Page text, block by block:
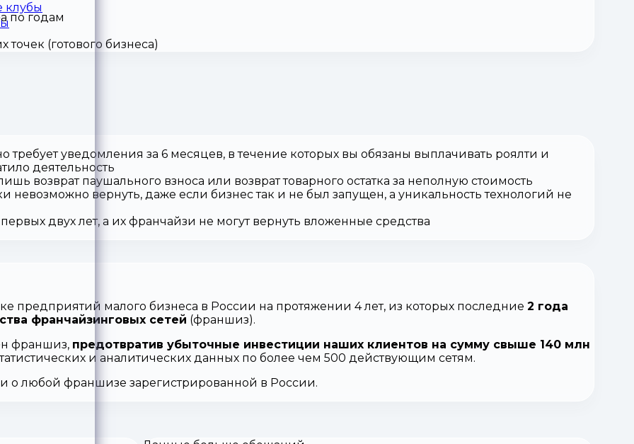
клубы
по годам
(готового бизнеса)
требует уведомления за 6 месяцев, в течение которых вы обязаны выплачивать роялти и
деятельность
возврат паушального взноса или возврат товарного остатка за неполную стоимость
невозможно вернуть, даже если бизнес так и не был запущен, а уникальность технологий не
двух лет, а их франчайзи не могут вернуть вложенные средства
предприятий малого бизнеса в России на протяжении 4 лет, из которых последние 2 года
франчайзинговых сетей (франшиз).
франшиз, предотвратив убыточные инвестиции наших клиентов на сумму свыше 140 млн
и аналитических данных по более чем 500 действующим сетям.
о любой франшизе зарегистрированной в России.